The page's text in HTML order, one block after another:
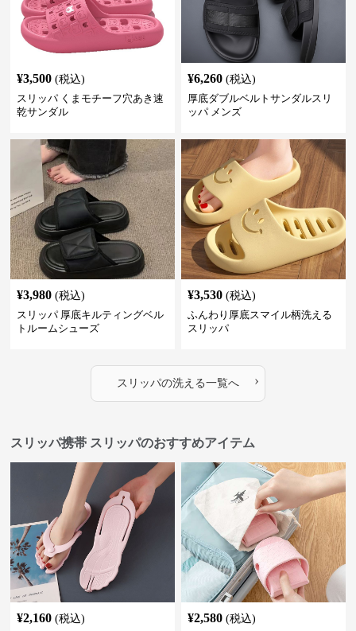
¥3,500 (税込)
スリッパ くまモチーフ穴あき速
乾サンダル
¥6,260 (税込)
厚底ダブルベルトサンダルスリ
ッパ メンズ
¥3,980 (税込)
スリッパ 厚底キルティングベル
トルームシューズ
¥3,530 (税込)
ふんわり厚底スマイル柄洗える
スリッパ
スリッパの洗える一覧へ ›
スリッパ携帯 スリッパのおすすめアイテム
¥2,160 (税込)
¥2,580 (税込)